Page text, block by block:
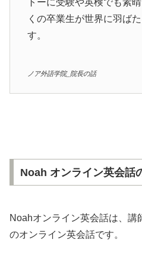
トーに受験や英検でも素
くの卒業生が世界に羽ば
す。
ノア外語学院_院長の話
Noah オンライン英会話
Noahオンライン英会話は、講
のオンライン英会話です。